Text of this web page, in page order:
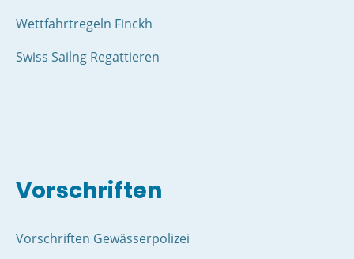
Wettfahrtregeln Finckh
Swiss Sailng Regattieren
Vorschriften
Vorschriften Gewässerpolizei